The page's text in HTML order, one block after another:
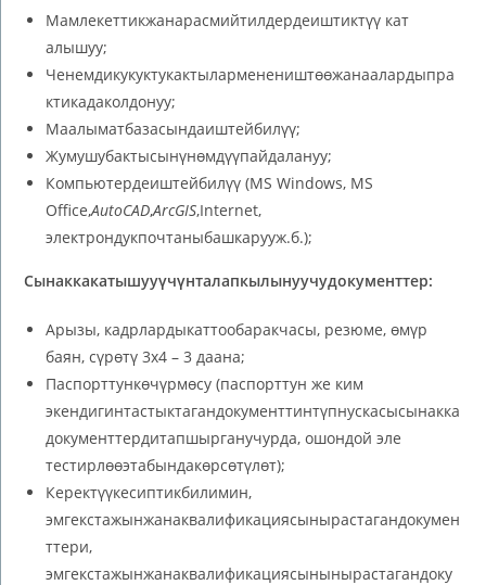
Мамлекеттикжанарасмийтилдердеиштиктүү кат
алышуу;
Ченемдикукуктукактыларменеништөөжанаалардыпра
ктикадаколдонуу;
Маалыматбазасындаиштейбилүү;
Жумушубактысынүнөмдүүпайдалануу;
Компьютердеиштейбилүү (MS Windows, MS
Office,AutoCAD,ArcGIS,Internet,
электрондукпочтаныбашкарууж.б.);
Сынаккакатышууүчүнталапкылынуучудокументтер:
Арызы, кадрлардыкаттообаракчасы, резюме, өмүр
баян, сүрөтү 3х4 – 3 даана;
Паспорттункөчүрмөсу (паспорттун же ким
экендигинтастыктагандокументтинтүпнускасысынакка
документтердитапшырганучурда, ошондой эле
тестирлөөэтабындакөрсөтүлөт);
Керектүүкесиптикбилимин,
эмгекстажынжанаквалификациясынырастагандокумен
ттери,
эмгекстажынжанаквалификациясынынырастагандоку